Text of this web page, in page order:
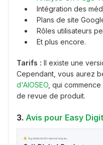
Intégration des
Plans de site
Rôles utilisateurs
Et plus encore.
Tarifs : Il existe une
Cependant, vous aurez
d'AIOSEO , qui
de revue de produit.
3. Avis pour Easy